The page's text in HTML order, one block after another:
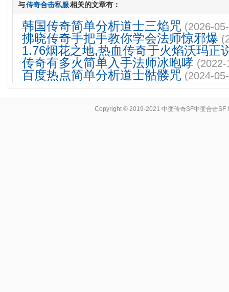
与传奇合击私服相关的文章有：
韩国传奇简单分析道士三焰咒 (2026-
拂晓传奇手把手教你学会法师惊邪爆
1.76烟花之地,热血传奇于火焰沃玛正
传奇有多火简单入手法师冰咆哮
百度热点简单分析道士骷髅咒 (2024-
Copyright © 2019-2021 中变传奇SF中变合击SF